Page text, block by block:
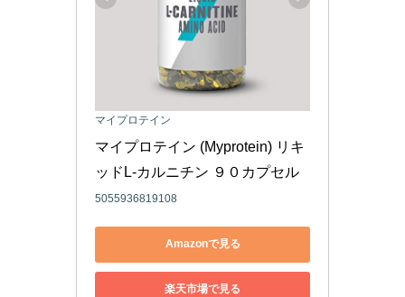
マイプロテイン
マイプロテイン (Myprotein) リキ
ッドL-カルニチン ９０カプセル
5055936819108
Amazonで見る
楽天市場で見る